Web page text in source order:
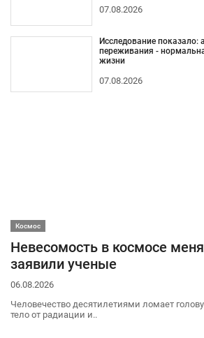
07.08.2026
Исследование показало:
переживания -
жизни
07.08.2026
Космос
Невесомость в космосе
заявили ученые
06.08.2026
Человечество десятилетиями ломает
тело от радиации и..